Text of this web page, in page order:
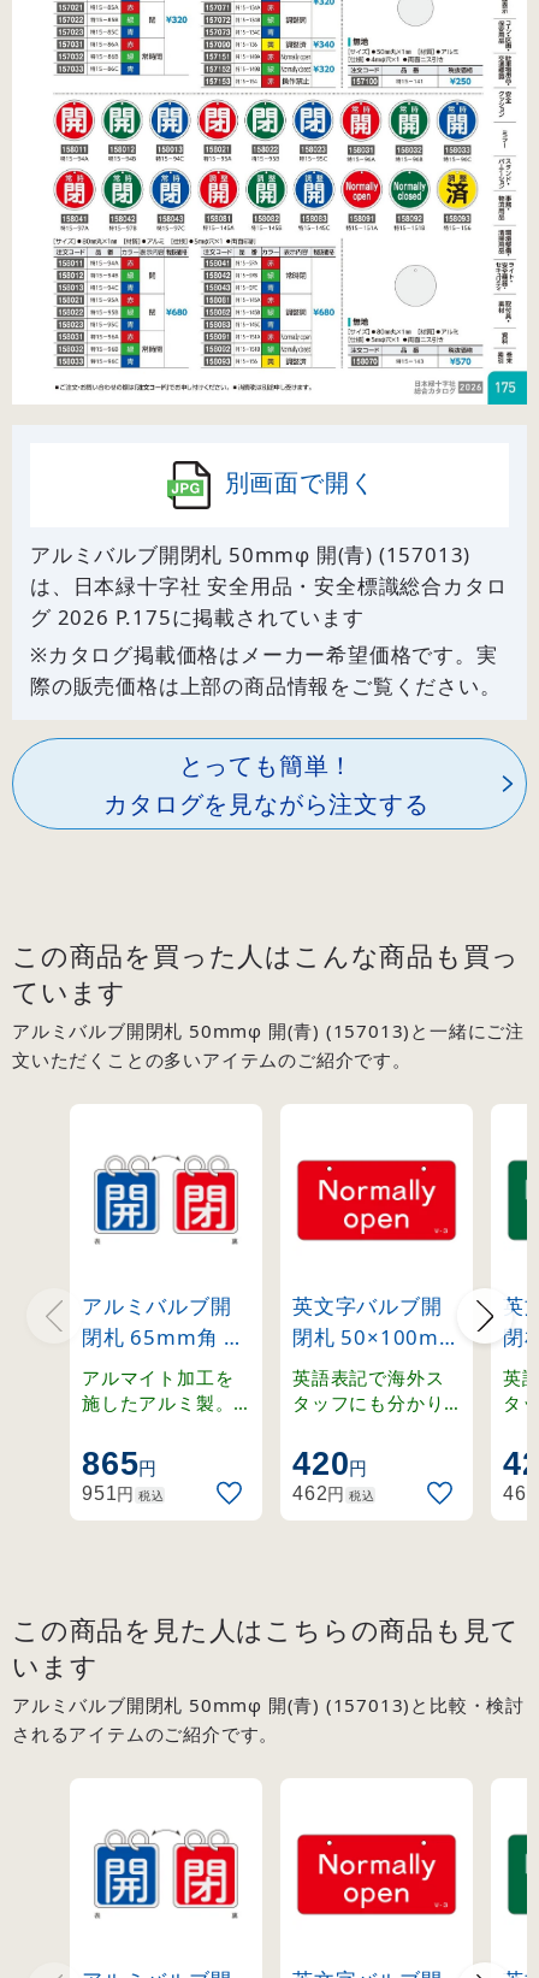
別画面で開く
アルミバルブ開閉札 50mmφ 開(青) (157013)
は、日本緑十字社 安全用品・安全標識総合カタロ
グ 2026 P.175に掲載されています
※カタログ掲載価格はメーカー希望価格です。実
際の販売価格は上部の商品情報をご覧ください。
とっても簡単！
カタログを見ながら注文する
この商品を買った人はこんな商品も買っ
ています
アルミバルブ開閉札 50mmφ 開(青) (157013)と一緒にご注
文いただくことの多いアイテムのご紹介です。
アルミバルブ開
閉札 65mm角 両
面表示 2枚1組 開
(青)⇔閉(赤)
アルマイト加工を
施したアルミ製。
付きの開閉札セッ
ト。
865円
951円 税込
英文字バルブ開
閉札 50×100mm
片面表示
Normally
(168003)
英語表記で海外ス
タッフにも分かり
ト加工の硬質塩ビ
製。
420円
462円 税込
英
閉
片
英
タ
ト
製
462
この商品を見た人はこちらの商品も見て
います
アルミバルブ開閉札 50mmφ 開(青) (157013)と比較・検討
されるアイテムのご紹介です。